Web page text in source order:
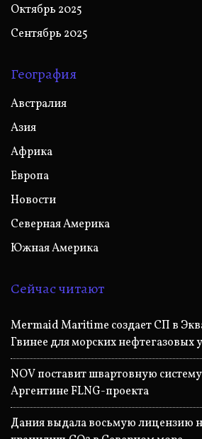
Октябрь 2025
Сентябрь 2025
География
Австралия
Азия
Африка
Европа
Новости
Северная Америка
Южная Америка
Сейчас читают
Mermaid Maritime создает СП в
Гвинее для морских нефтегазовых
NOV поставит швартовную
Аргентине FLNG-проекта
Дания выдала восьмую лицензию